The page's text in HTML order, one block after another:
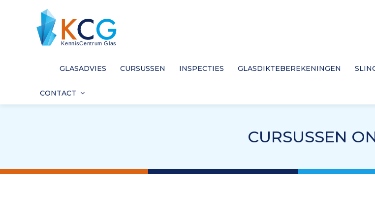
GLASADVIES CURSUSSEN INSPECTIES GLASDIKTEBEREKENINGEN
CONTACT
CURSUSSEN